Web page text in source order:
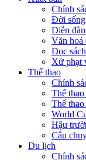
Chính
Đời sống
Diễn
Văn hoá
Đọc sách
Xử phạt
Thể thao
Chính
Thể
Thể
World
Hậu
Câu
Du lịch
Chính